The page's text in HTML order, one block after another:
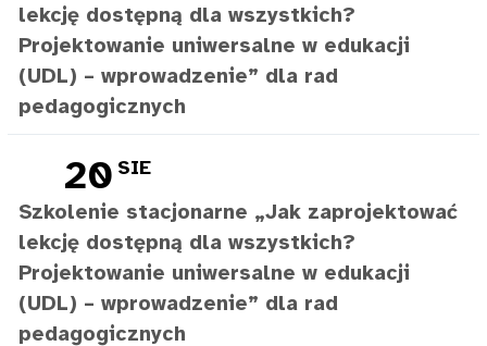
lekcję dostępną dla wszystkich?
Projektowanie uniwersalne w edukacji
(UDL) – wprowadzenie” dla rad
pedagogicznych
20 SIE
Szkolenie stacjonarne „Jak zaprojektować
lekcję dostępną dla wszystkich?
Projektowanie uniwersalne w edukacji
(UDL) – wprowadzenie” dla rad
pedagogicznych